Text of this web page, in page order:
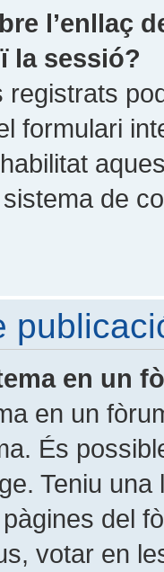
l’enllaç
la sessió?
registrats
formulari
de
en un
en un
És
Teniu
del
votar en